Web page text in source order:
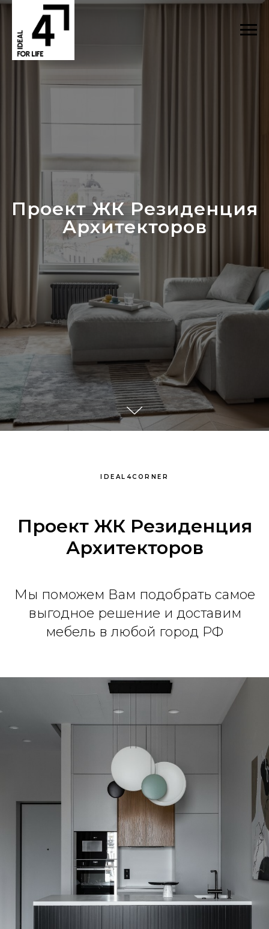
Проект ЖК Резиденция
Архитекторов
IDEAL4CORNER
Проект ЖК Резиденция
Архитекторов
Мы поможем Вам подобрать самое
выгодное решение и доставим
мебель в любой город РФ